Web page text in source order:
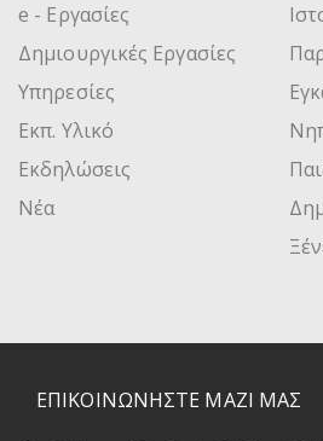
e - Εργασίες
Δημιουργικές Εργασίες
Υπηρεσίες
Εκπ. Υλικό
Εκδηλώσεις
Νέα
ΕΠΙΚΟΙΝΩΝΗΣΤΕ ΜΑΖΙ ΜΑΣ